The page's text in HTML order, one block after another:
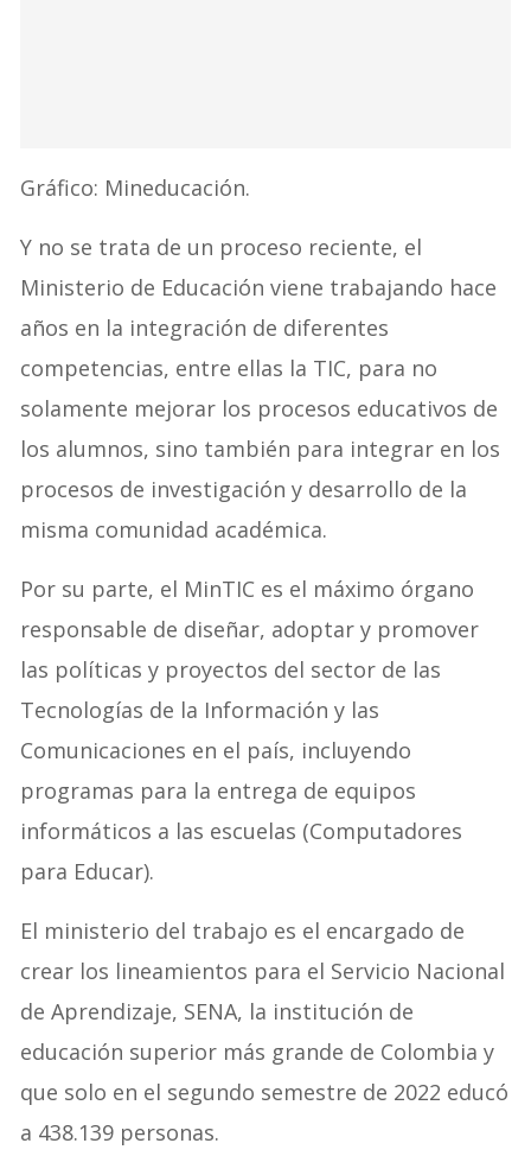
Gráfico: Mineducación.
Y no se trata de un proceso reciente, el
Ministerio de Educación viene trabajando hace
años en la integración de diferentes
competencias, entre ellas la TIC, para no
solamente mejorar los procesos educativos de
los alumnos, sino también para integrar en los
procesos de investigación y desarrollo de la
misma comunidad académica.
Por su parte, el MinTIC es el máximo órgano
responsable de diseñar, adoptar y promover
las políticas y proyectos del sector de las
Tecnologías de la Información y las
Comunicaciones en el país, incluyendo
programas para la entrega de equipos
informáticos a las escuelas (Computadores
para Educar).
El ministerio del trabajo es el encargado de
crear los lineamientos para el Servicio Nacional
de Aprendizaje, SENA, la institución de
educación superior más grande de Colombia y
que solo en el segundo semestre de 2022 educó
a 438.139 personas.